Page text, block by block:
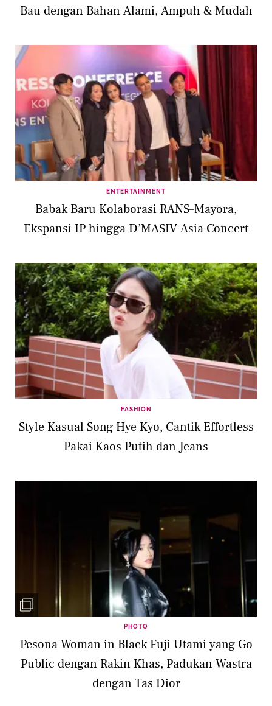
Bau dengan Bahan Alami, Ampuh & Mudah
ENTERTAINMENT
Babak Baru Kolaborasi RANS–Mayora,
Ekspansi IP hingga D’MASIV Asia Concert
FASHION
Style Kasual Song Hye Kyo, Cantik Effortless
Pakai Kaos Putih dan Jeans
PHOTO
Pesona Woman in Black Fuji Utami yang Go
Public dengan Rakin Khas, Padukan Wastra
dengan Tas Dior